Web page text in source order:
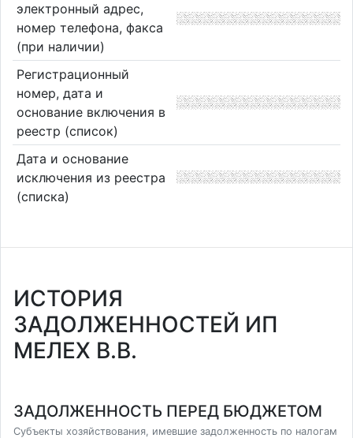
электронный адрес,
номер телефона, факса
(при наличии)
Регистрационный
номер, дата и
основание включения в
реестр (список)
Дата и основание
исключения из реестра
(списка)
ИСТОРИЯ
ЗАДОЛЖЕННОСТЕЙ ИП
МЕЛЕХ В.В.
ЗАДОЛЖЕННОСТЬ ПЕРЕД БЮДЖЕТОМ
Субъекты хозяйствования, имевшие задолженность по налогам